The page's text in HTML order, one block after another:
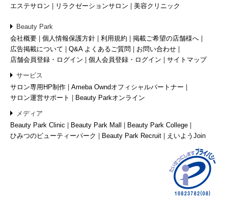
エステサロン
リラクゼーションサロン 美容クリニック
Beauty Park
会社概要
個人情報保護方針 利用規約
掲載ご希望の店舗様へ
広告掲載について
Q&A よくあるご質問
お問い合わせ
店舗会員登録・ログイン
個人会員登録・ログイン サイトマップ
サービス
サロン専用HP制作
Ameba Owndオフィシャルパートナー
サロン運営サポート
Beauty Parkオンライン
メディア
Beauty Park Clinic
Beauty Park Mall
Beauty Park College
ひみつのビューティーパーク
Beauty Park Recruit えいようJoin